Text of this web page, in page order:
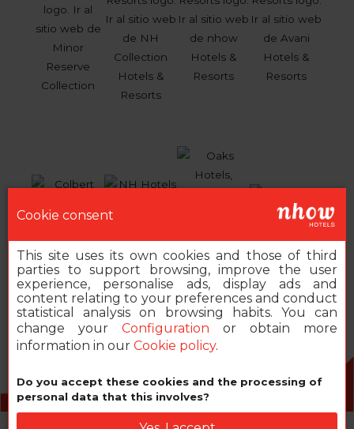
2026 MINOR HOTELS EUROPE & AMERICAS
Cookie consent
This site uses its own cookies and those of third
parties to support browsing, improve the user
experience, personalise ads, display ads and
content relating to your preferences and conduct
statistical analysis on browsing habits. You can
change your Configuration or obtain more
information in our Cookie policy.
Do you accept these cookies and the processing of
personal data that this involves?